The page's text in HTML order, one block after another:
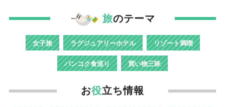
旅のテーマ
女子旅 ラグジュアリーホテル リゾート満喫
バンコク食巡り 買い物三昧
お役立ち情報